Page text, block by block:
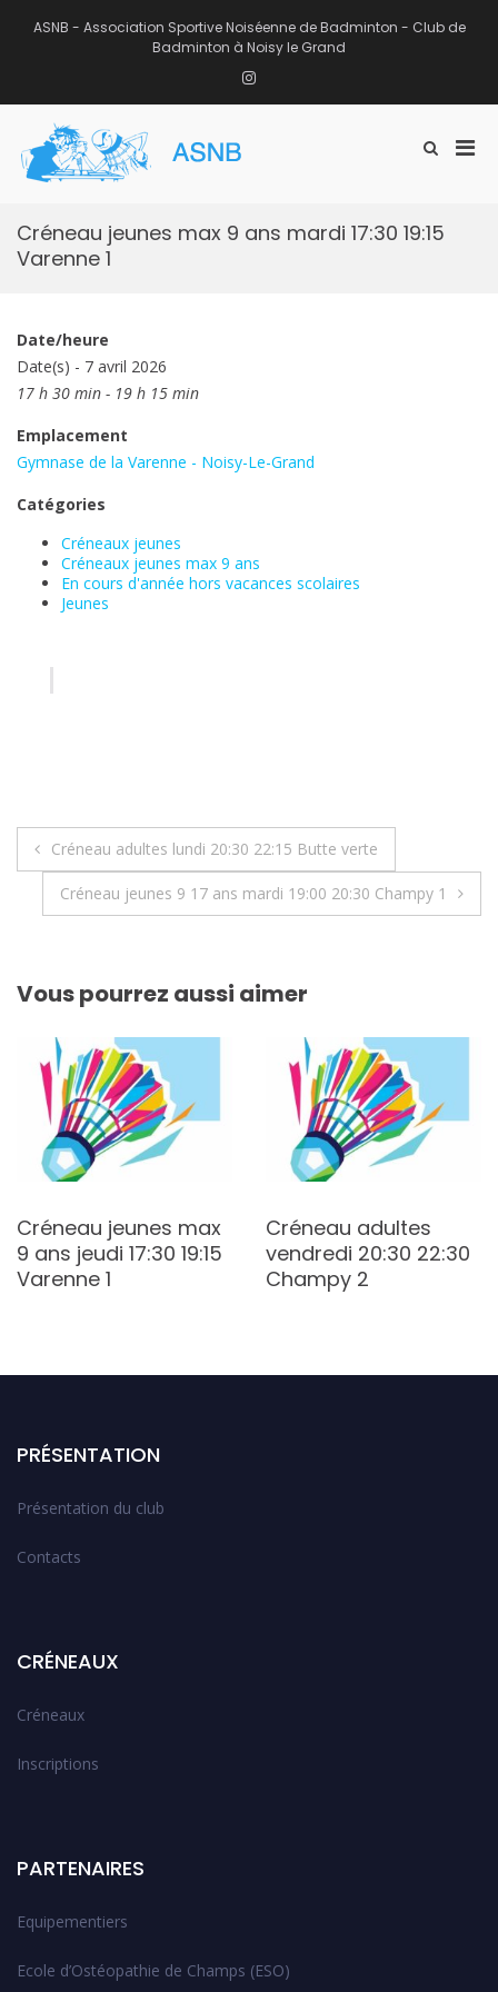
ASNB - Association Sportive Noiséenne de Badminton - Club de
Badminton à Noisy le Grand
Instagram
Afficher
recherche
Créneau jeunes max 9 ans mardi 17:30 19:15
Varenne 1
Date/heure
Date(s) - 7 avril 2026
17 h 30 min - 19 h 15 min
Emplacement
Gymnase de la Varenne - Noisy-Le-Grand
Catégories
Créneaux jeunes
Créneaux jeunes max 9 ans
En cours d'année hors vacances scolaires
Jeunes
Navigation
Créneau adultes lundi 20:30 22:15 Butte verte
Créneau jeunes 9 17 ans mardi 19:00 20:30 Champy 1
Vous pourrez aussi aimer
Créneau jeunes max
9 ans jeudi 17:30 19:15
Varenne 1
Créneau adultes
vendredi 20:30 22:30
Champy 2
PRÉSENTATION
Présentation du club
Contacts
CRÉNEAUX
Créneaux
Inscriptions
PARTENAIRES
Equipementiers
Ecole d’Ostéopathie de Champs (ESO)